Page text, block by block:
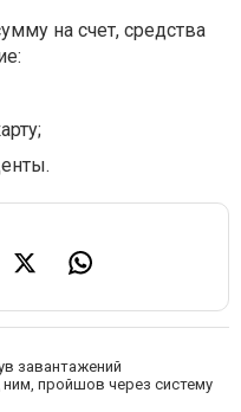
на счет, средства
завантажений
ним, пройшов через систему